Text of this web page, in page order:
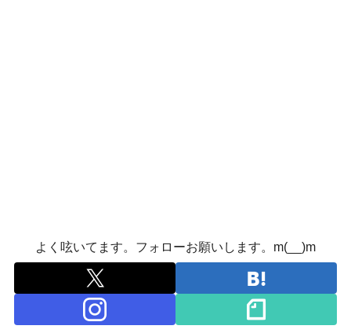
よく呟いてます。フォローお願いします。m(__)m